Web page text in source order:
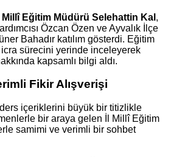
Millî Eğitim Müdürü Selehattin Kal ,
Özcan Özen ve Ayvalık İlçe
Bahadır katılım gösterdi. Eğitim
icra sürecini yerinde inceleyerek
kapsamlı bilgi aldı.
Fikir Alışverişi
içeriklerini büyük bir titizlikle
bir araya gelen İl Millî Eğitim
samimi ve verimli bir sohbet